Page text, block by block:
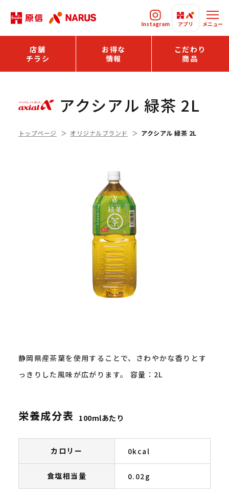
Instagram アプリ メニュー
店舗
チラシ
お得な
情報
こだわり
商品
アクシアル 緑茶 2L
トップページ オリジナルブランド アクシアル 緑茶 2L
静岡県産茶葉を使用することで、さわやかな香りとす
っきりした風味が広がります。 容量：2L
栄養成分表 100mlあたり
カロリー 0kcal
食塩相当量 0.02g